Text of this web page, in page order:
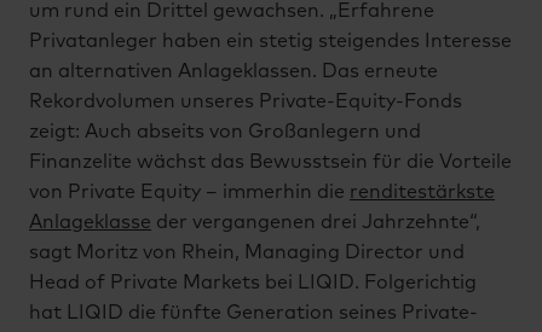
um rund ein Drittel gewachsen. „Erfahrene
Privatanleger haben ein stetig steigendes Interesse
an alternativen Anlageklassen. Das erneute
Rekordvolumen unseres Private-Equity-Fonds
zeigt: Auch abseits von Großanlegern und
Finanzelite wächst das Bewusstsein für die Vorteile
von Private Equity – immerhin die renditestärkste
Anlageklasse der vergangenen drei Jahrzehnte“,
sagt Moritz von Rhein, Managing Director und
Head of Private Markets bei LIQID. Folgerichtig
hat LIQID die fünfte Generation seines Private-